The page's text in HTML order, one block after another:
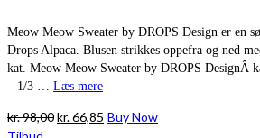
Meow Meow Sweater by DROPS Design er en
Drops Alpaca. Blusen strikkes oppefra og ned
kat. Meow Meow Sweater by DROPS DesignÂ
– 1/3 … Læs mere
kr.98,00Den
kr.66,85 Den
Buy Now